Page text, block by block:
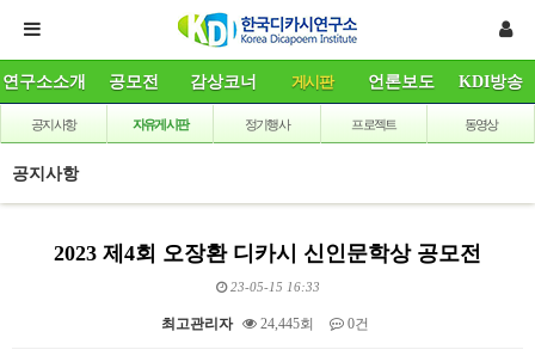
연구소소개 공모전 감상코너 게시판 언론보도 KDI방송
공지사항 자유게시판 정기행사 프로젝트 동영상
공지사항
2023 제4회 오장환 디카시 신인문학상 공모전
23-05-15 16:33
최고관리자 24,445회 0건